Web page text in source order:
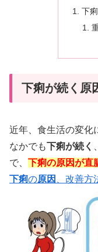
下
下痢が続く原
近年、食生活の変化
なかでも下痢が続く
で、 下痢の原因が直
下痢の原因 、改善